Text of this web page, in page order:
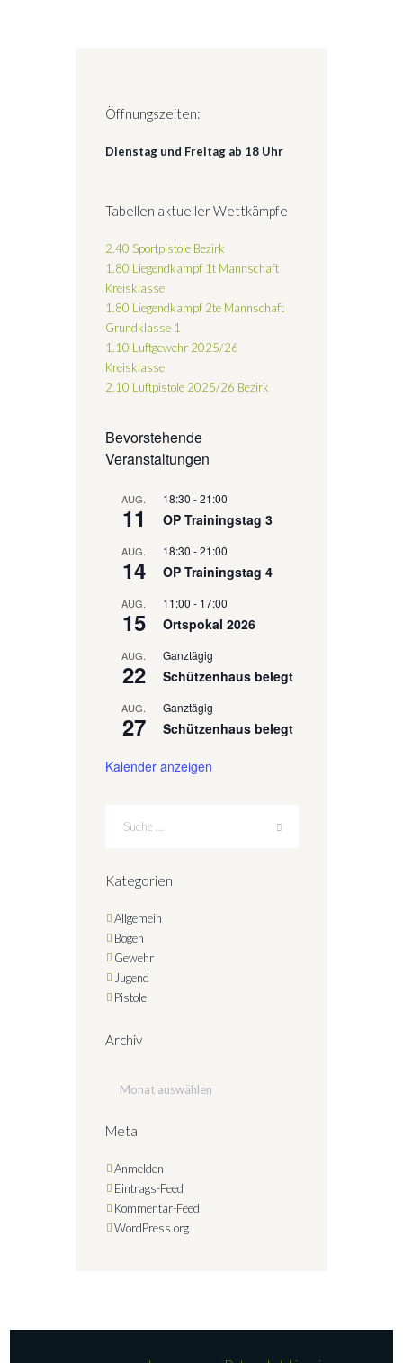
Öffnungszeiten:
Dienstag und Freitag ab 18 Uhr
Tabellen aktueller Wettkämpfe
2.40 Sportpistole Bezirk
1.80 Liegendkampf 1t Mannschaft
Kreisklasse
1.80 Liegendkampf 2te Mannschaft
Grundklasse 1
1.10 Luftgewehr 2025/26
Kreisklasse
2.10 Luftpistole 2025/26 Bezirk
Bevorstehende
Veranstaltungen
AUG.
11
18:30 -21:00
OP Trainingstag 3
AUG.
14
18:30 -21:00
OP Trainingstag 4
AUG.
15
11:00 - 17:00
Ortspokal 2026
AUG.
22
Ganztägig
Schützenhaus belegt
AUG.
27
Ganztägig
Schützenhaus belegt
Kalender anzeigen
Kategorien
Allgemein
Bogen
Gewehr
Jugend
Pistole
Archiv
Meta
Anmelden
Eintrags-Feed
Kommentar-Feed
WordPress.org